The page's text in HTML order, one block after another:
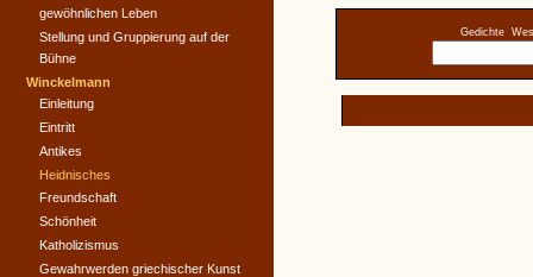
Gedichte
gewöhnlichen Leben
Stellung und Gruppierung auf der
Bühne
Winckelmann
Einleitung
Eintritt
Antikes
Heidnisches
Freundschaft
Schönheit
Katholizismus
Gewahrwerden griechischer Kunst